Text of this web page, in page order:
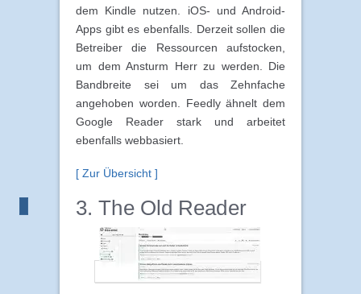
dem Kindle nutzen. iOS- und Android-
Apps gibt es ebenfalls. Derzeit sollen die
Betreiber die Ressourcen aufstocken,
um dem Ansturm Herr zu werden. Die
Bandbreite sei um das Zehnfache
angehoben worden. Feedly ähnelt dem
Google Reader stark und arbeitet
ebenfalls webbasiert.
[ Zur Übersicht ]
3. The Old Reader